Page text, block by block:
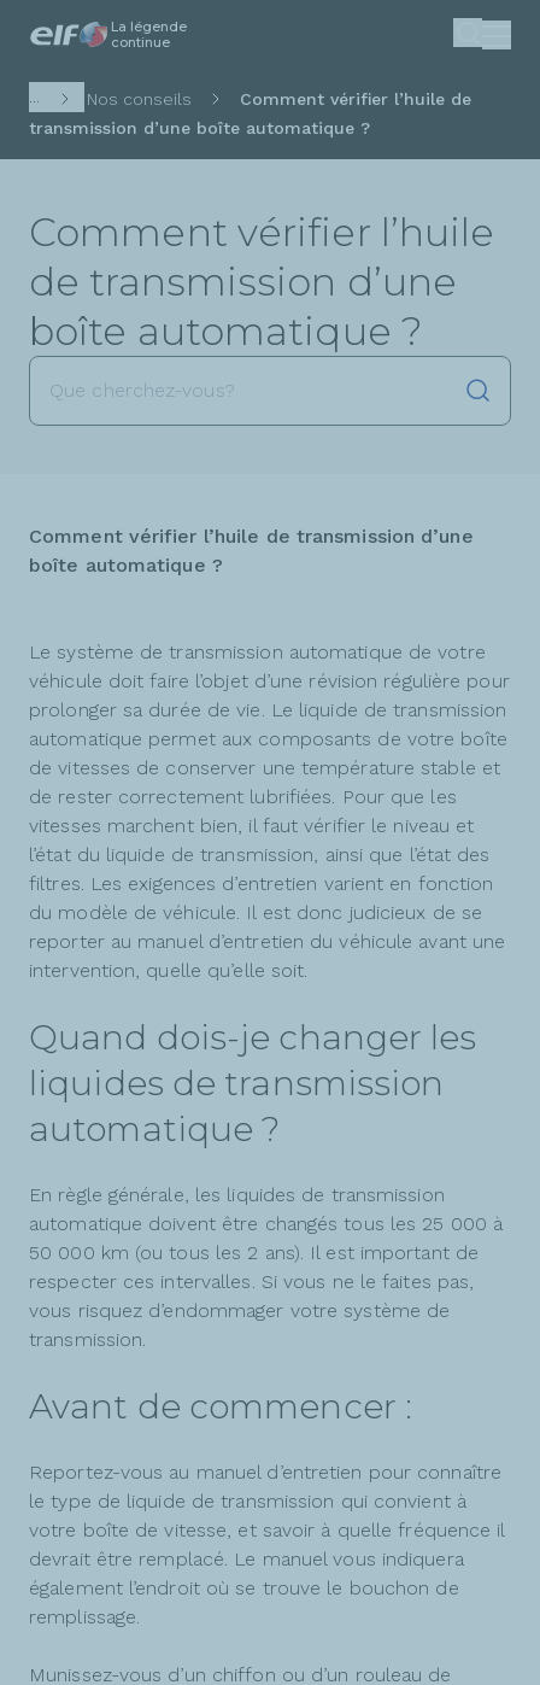
contenu
principal
La légende
continue
Fil
d'Ariane
... Nos conseils
Comment vérifier l’huile de
transmission d’une boîte automatique ?
Comment vérifier l’huile
de transmission d’une
boîte automatique ?
Comment vérifier l’huile de transmission d’une
boîte automatique ?
Le système de transmission automatique de votre
véhicule doit faire l’objet d’une révision régulière pour
prolonger sa durée de vie. Le liquide de transmission
automatique permet aux composants de votre boîte
de vitesses de conserver une température stable et
de rester correctement lubrifiées. Pour que les
vitesses marchent bien, il faut vérifier le niveau et
l’état du liquide de transmission, ainsi que l’état des
filtres. Les exigences d’entretien varient en fonction
du modèle de véhicule. Il est donc judicieux de se
reporter au manuel d’entretien du véhicule avant une
intervention, quelle qu’elle soit.
Quand dois-je changer les
liquides de transmission
automatique ?
En règle générale, les liquides de transmission
automatique doivent être changés tous les 25 000 à
50 000 km (ou tous les 2 ans). Il est important de
respecter ces intervalles. Si vous ne le faites pas,
vous risquez d’endommager votre système de
transmission.
Avant de commencer :
Reportez-vous au manuel d’entretien pour connaître
le type de liquide de transmission qui convient à
votre boîte de vitesse, et savoir à quelle fréquence il
devrait être remplacé. Le manuel vous indiquera
également l’endroit où se trouve le bouchon de
remplissage.
Munissez-vous d’un chiffon ou d’un rouleau de